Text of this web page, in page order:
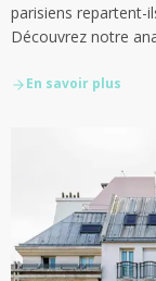
parisiens repartent-
Découvrez notre
En savoir plus